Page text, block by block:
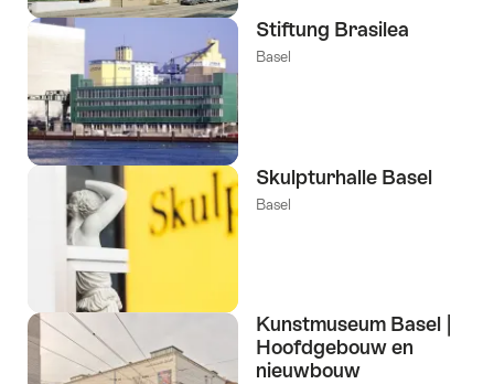
Stiftung Brasilea
Basel
Skulpturhalle Basel
Basel
Kunstmuseum Basel |
Hoofdgebouw en
nieuwbouw